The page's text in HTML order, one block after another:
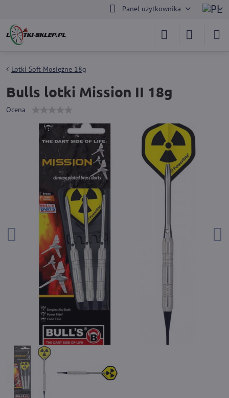
Panel użytkownika
Lotki Soft Mosiężne 18g
Bulls lotki Mission II 18g
Ocena